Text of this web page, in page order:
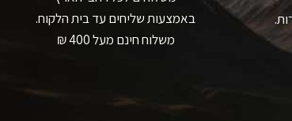
באמצעות שליחים עד בית הלקוח.
משלוח חינם מעל 400 ₪